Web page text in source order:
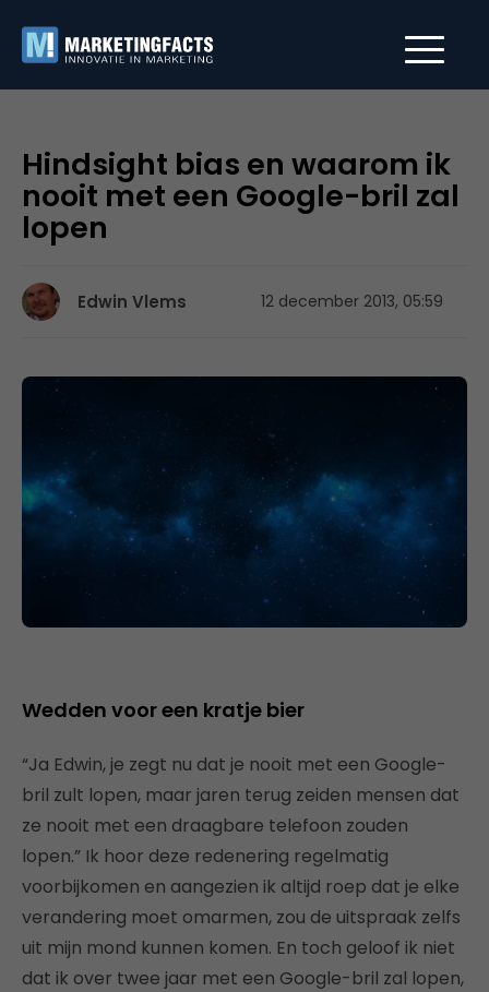
Hindsight bias en waarom ik
nooit met een Google-bril zal
lopen
Edwin Vlems 12 december 2013, 05:59
Wedden voor een kratje bier
“Ja Edwin, je zegt nu dat je nooit met een Google-
bril zult lopen, maar jaren terug zeiden mensen dat
ze nooit met een draagbare telefoon zouden
lopen.” Ik hoor deze redenering regelmatig
voorbijkomen en aangezien ik altijd roep dat je elke
verandering moet omarmen, zou de uitspraak zelfs
uit mijn mond kunnen komen. En toch geloof ik niet
dat ik over twee jaar met een Google-bril zal lopen,